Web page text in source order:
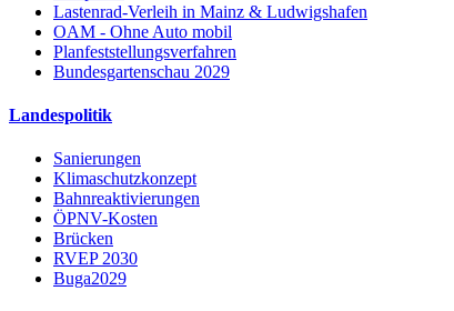
Lastenrad-Verleih in Mainz & Ludwigshafen
OAM - Ohne Auto mobil
Planfeststellungsverfahren
Bundesgartenschau 2029
Landespolitik
Sanierungen
Klimaschutzkonzept
Bahnreaktivierungen
ÖPNV-Kosten
Brücken
RVEP 2030
Buga2029